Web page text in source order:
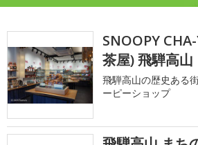
SNOOPY
茶屋) 飛騨高山
飛騨高山の歴史ある
ーピーショップ